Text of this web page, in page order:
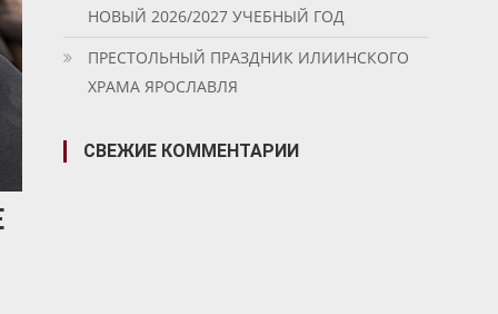
НОВЫЙ 2026/2027 УЧЕБНЫЙ ГОД
ПРЕСТОЛЬНЫЙ ПРАЗДНИК ИЛИИНСКОГО
ХРАМА ЯРОСЛАВЛЯ
СВЕЖИЕ КОММЕНТАРИИ